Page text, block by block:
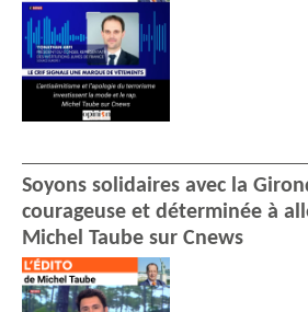
Soyons solidaires avec la
courageuse et déterminée à
Michel Taube sur Cnews